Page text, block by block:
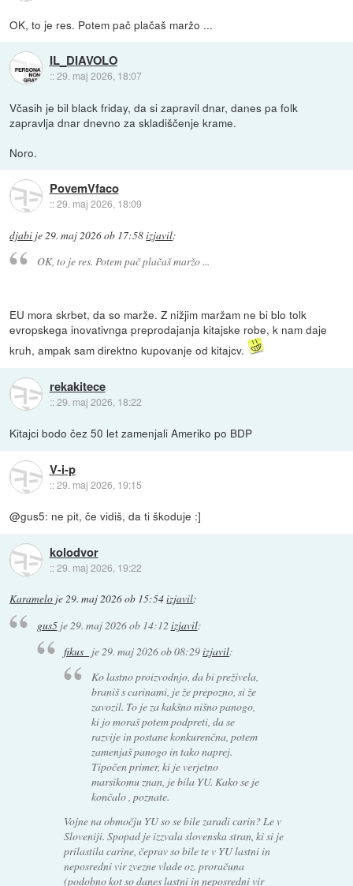
OK, to je res. Potem pač plačaš maržo ...
IL_DIAVOLO
::29. maj 2026, 18:07
Včasih je bil black friday, da si zapravil dnar, danes pa folk
zapravlja dnar dnevno za skladiščenje krame.
Noro.
PovemVfaco
::29. maj 2026, 18:09
djabi je29. maj 2026 ob 17:58izjavil:
OK, to je res. Potem pač plačaš maržo ...
EU mora skrbet, da so marže. Z nižjim maržam ne bi blo tolk
evropskega inovativnga preprodajanja kitajske robe, k nam daje
kruh, ampak sam direktno kupovanje od kitajcv.
rekakitece
::29. maj 2026, 18:22
Kitajci bodo čez 50 let zamenjali Ameriko po BDP
V-i-p
::29. maj 2026, 19:15
@gus5: ne pit, če vidiš, da ti škoduje :]
kolodvor
::29. maj 2026, 19:22
Karamelo je29. maj 2026 ob 15:54izjavil:
gus5je29. maj 2026 ob 14:12 izjavil:
fikus_ je 29. maj 2026 ob 08:29izjavil:
Ko lastno proizvodnjo, da bi preživela,
braniš s carinami, je že prepozno, si že
zavozil. To je za kakšno nišno panogo,
ki jo moraš potem podpreti, da se
razvije in postane konkurenčna, potem
zamenjaš panogo in tako naprej.
Tipočen primer, ki je verjetno
marsikomu znan, je bila YU. Kako se je
končalo , poznate.
Vojne na območju YU so se bile zaradi carin? Le v
Sloveniji. Spopad je izzvala slovenska stran, ki si je
prilastila carine, čeprav so bile te v YU lastni in
neposredni vir zvezne vlade oz. proračuna
(podobno kot so danes lastni in neposredni vir